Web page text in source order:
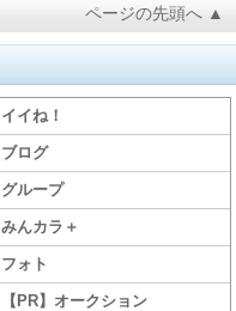
ページの先頭へ ▲
イイね！
ブログ
グループ
みんカラ＋
フォト
【PR】オークション